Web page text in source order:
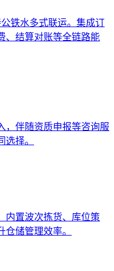
铁水多式联运。集成订
、结算对账等全链路能
，伴随资质申报等咨询服
择。
内置波次拣货、库位策
储管理效率。